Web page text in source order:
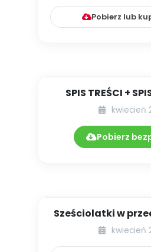
Pobierz lub
SPIS TREŚCI +
kwiecień
Pobierz
Sześciolatki w
rozwijać ichkwiecień